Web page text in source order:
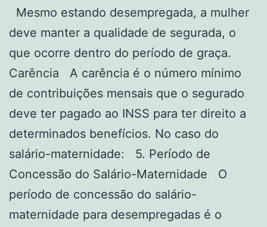
Mesmo estando desempregada, a mulher
deve manter a qualidade de segurada, o
que ocorre dentro do período de graça.
Carência A carência é o número mínimo
de contribuições mensais que o segurado
deve ter pagado ao INSS para ter direito a
determinados benefícios. No caso do
salário-maternidade: 5. Período de
Concessão do Salário-Maternidade O
período de concessão do salário-
maternidade para desempregadas é o